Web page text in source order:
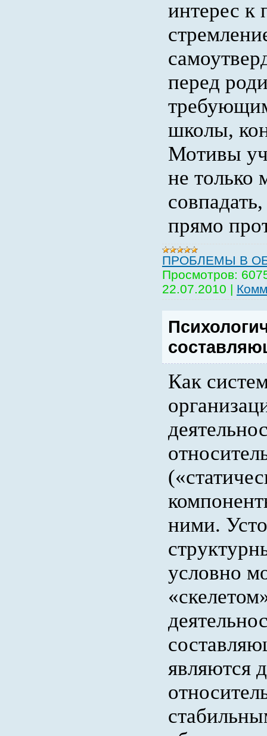
интерес к
перед
школы,
Мотивы
не только
прямо
ПРОБЛЕМЫ В
Просмотров:
22.07.2010 |
Как
ними.
условно
являются